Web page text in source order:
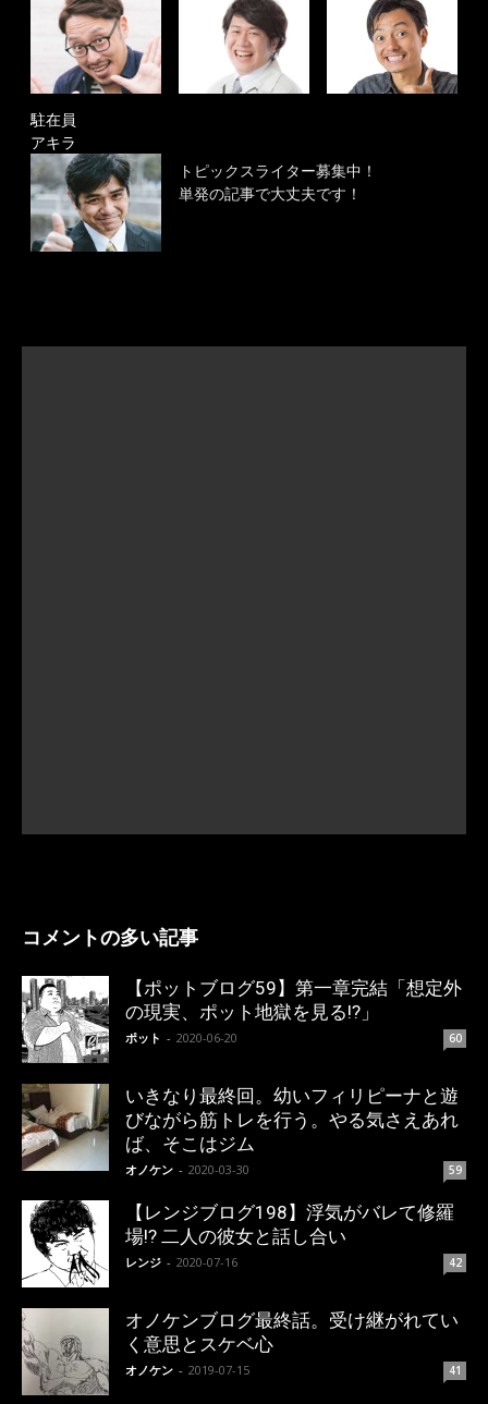
駐在員
アキラ
トピックスライター募集中！
単発の記事で大丈夫です！
コメントの多い記事
【ポットブログ59】第一章完結「想定外
の現実、ポット地獄を見る!?」
ポット - 2020-06-20 60
いきなり最終回。幼いフィリピーナと遊
びながら筋トレを行う。やる気さえあれ
ば、そこはジム
オノケン - 2020-03-30 59
【レンジブログ198】浮気がバレて修羅
場!? 二人の彼女と話し合い
レンジ - 2020-07-16 42
オノケンブログ最終話。受け継がれてい
く意思とスケベ心
オノケン - 2019-07-15 41